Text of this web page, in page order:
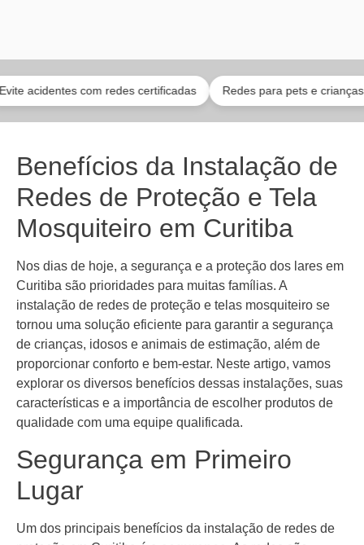
com redes certificadas Redes para pets e crianças
Benefícios da Instalação de
Redes de Proteção e Tela
Mosquiteiro em Curitiba
Nos dias de hoje, a segurança e a proteção dos lares em
Curitiba são prioridades para muitas famílias. A
instalação de redes de proteção e telas mosquiteiro se
tornou uma solução eficiente para garantir a segurança
de crianças, idosos e animais de estimação, além de
proporcionar conforto e bem-estar. Neste artigo, vamos
explorar os diversos benefícios dessas instalações, suas
características e a importância de escolher produtos de
qualidade com uma equipe qualificada.
Segurança em Primeiro
Lugar
Um dos principais benefícios da instalação de redes de